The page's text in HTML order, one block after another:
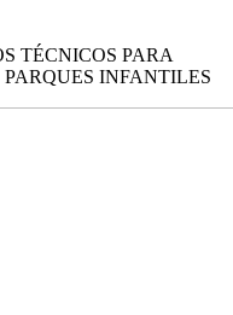
TÉCNICOS PARA
INFANTILES